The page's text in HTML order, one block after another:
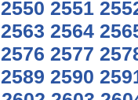
2550 2551
2563 2564
2576 2577
2589 2590